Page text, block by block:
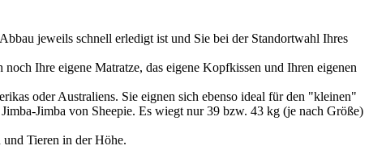
jeweils schnell erledigt ist und Sie bei der Standortwahl Ihres
Ihre eigene Matratze, das eigene Kopfkissen und Ihren eigenen
oder Australiens. Sie eignen sich ebenso ideal für den "kleinen"
Jimba von Sheepie. Es wiegt nur 39 bzw. 43 kg (je nach Größe)
Tieren in der Höhe.